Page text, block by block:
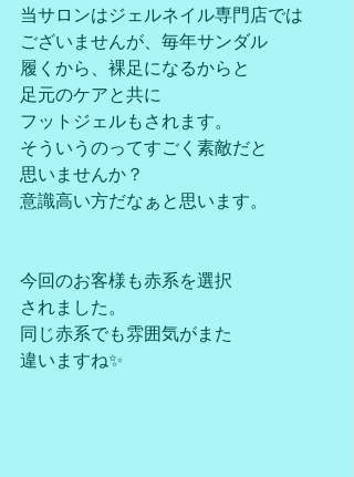
当サロンはジェルネイル専門店では
ございませんが、毎年サンダル
履くから、裸足になるからと
足元のケアと共に
フットジェルもされます。
そういうのってすごく素敵だと
思いませんか？
意識高い方だなぁと思います。
今回のお客様も赤系を選択
されました。
同じ赤系でも雰囲気がまた
違いますね✨